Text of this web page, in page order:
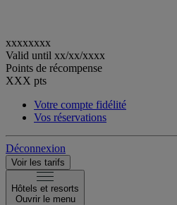
xxxxxxxx
Valid until xx/xx/xxxx
Points de récompense
XXX pts
Votre compte fidélité
Vos réservations
Déconnexion
Voir les tarifs
Hôtels et resorts
Ouvrir le menu